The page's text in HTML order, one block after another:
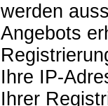
werden
Angebots
Ihre IP-
Ihrer